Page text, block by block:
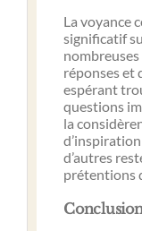
La voyance
significatif
réponses et
espérant
questions
la
d’autres
prétentions